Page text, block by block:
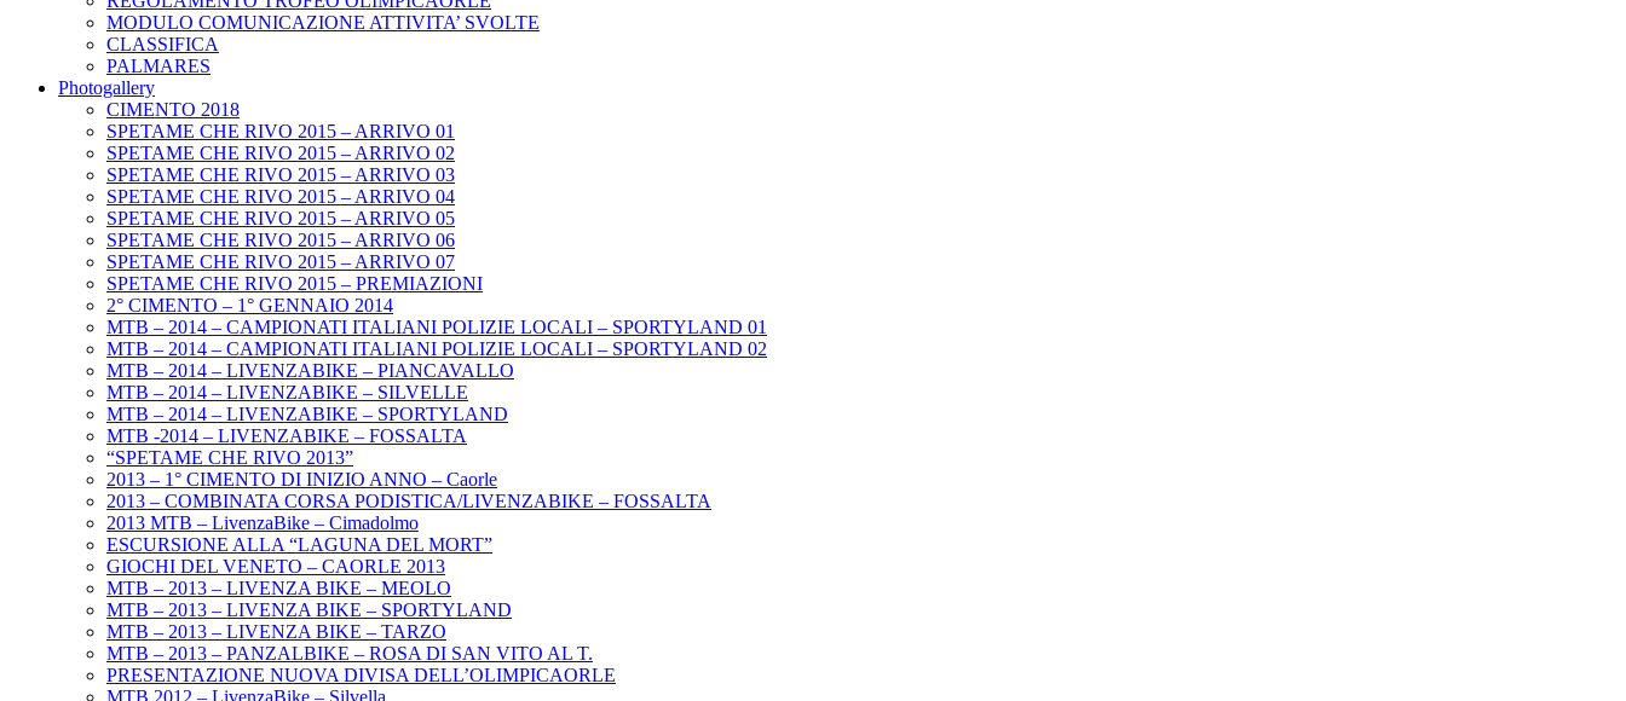
MODULO COMUNICAZIONE ATTIVITA’ SVOLTE
CLASSIFICA
PALMARES
Photogallery
CIMENTO 2018
SPETAME CHE RIVO 2015 – ARRIVO 01
SPETAME CHE RIVO 2015 – ARRIVO 02
SPETAME CHE RIVO 2015 – ARRIVO 03
SPETAME CHE RIVO 2015 – ARRIVO 04
SPETAME CHE RIVO 2015 – ARRIVO 05
SPETAME CHE RIVO 2015 – ARRIVO 06
SPETAME CHE RIVO 2015 – ARRIVO 07
SPETAME CHE RIVO 2015 – PREMIAZIONI
2° CIMENTO – 1° GENNAIO 2014
MTB – 2014 – CAMPIONATI ITALIANI POLIZIE LOCALI – SPORTYLAND 01
MTB – 2014 – CAMPIONATI ITALIANI POLIZIE LOCALI – SPORTYLAND 02
MTB – 2014 – LIVENZABIKE – PIANCAVALLO
MTB – 2014 – LIVENZABIKE – SILVELLE
MTB – 2014 – LIVENZABIKE – SPORTYLAND
MTB -2014 – LIVENZABIKE – FOSSALTA
“SPETAME CHE RIVO 2013”
2013 – 1° CIMENTO DI INIZIO ANNO – Caorle
2013 – COMBINATA CORSA PODISTICA/LIVENZABIKE – FOSSALTA
2013 MTB – LivenzaBike – Cimadolmo
ESCURSIONE ALLA “LAGUNA DEL MORT”
GIOCHI DEL VENETO – CAORLE 2013
MTB – 2013 – LIVENZA BIKE – MEOLO
MTB – 2013 – LIVENZA BIKE – SPORTYLAND
MTB – 2013 – LIVENZA BIKE – TARZO
MTB – 2013 – PANZALBIKE – ROSA DI SAN VITO AL T.
PRESENTAZIONE NUOVA DIVISA DELL’OLIMPICAORLE
MTB 2012 – LivenzaBike – Silvella